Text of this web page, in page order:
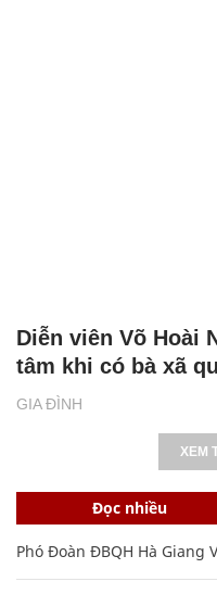
GIA ĐÌNH
Diễn viên Võ Hoài
tâm khi có bà xã
XEM
Đọc nhiều
Phó Đoàn ĐBQH Hà Giang